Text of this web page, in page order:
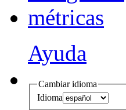
métricas
Ayuda
Cambiar idioma
Idioma